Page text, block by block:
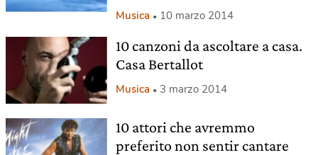
Musica 10 marzo 2014
10 canzoni da ascoltare a casa.
Casa Bertallot
Musica 3 marzo 2014
10 attori che avremmo
preferito non sentir cantare